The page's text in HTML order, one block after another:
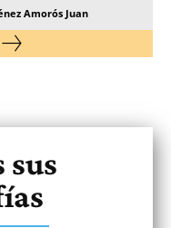
Amorós Juan
sus